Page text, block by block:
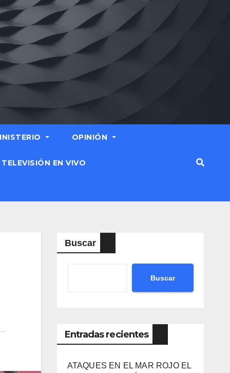
OPINIÓN
TELEVISIÓN EN VIVO
Buscar
Buscar
Entradas recientes
ATAQUES EN EL MAR ROJO EL